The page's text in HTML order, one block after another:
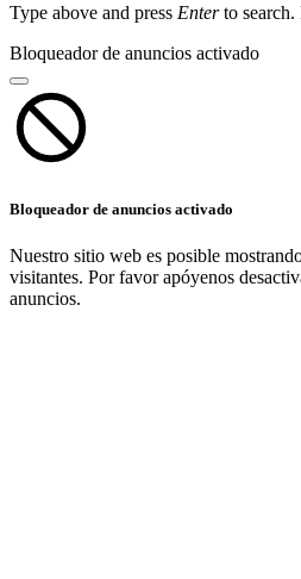
Type above and press Enterto search.
Bloqueador de anuncios activado
Bloqueador de anuncios activado
Nuestro sitio web es posible
visitantes. Por favor apóyenos
anuncios.